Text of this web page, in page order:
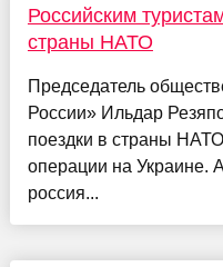
Российским
страны НАТО
Председатель
России» Ильдар
поездки в страны
операции на Украине.
россия...